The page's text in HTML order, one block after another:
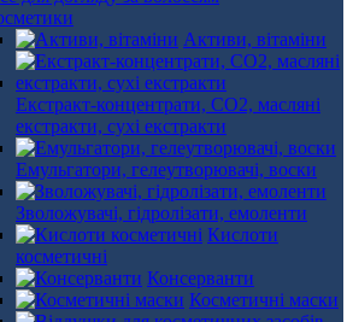
Активи, вітаміни
Екстракт-концентрати, СО2, масляні
екстракти, сухі екстракти
Емульгатори, гелеутворювачі, воски
Зволожувачі, гідролізати, емоленти
Кислоти
косметичні
Консерванти
Косметичні маски